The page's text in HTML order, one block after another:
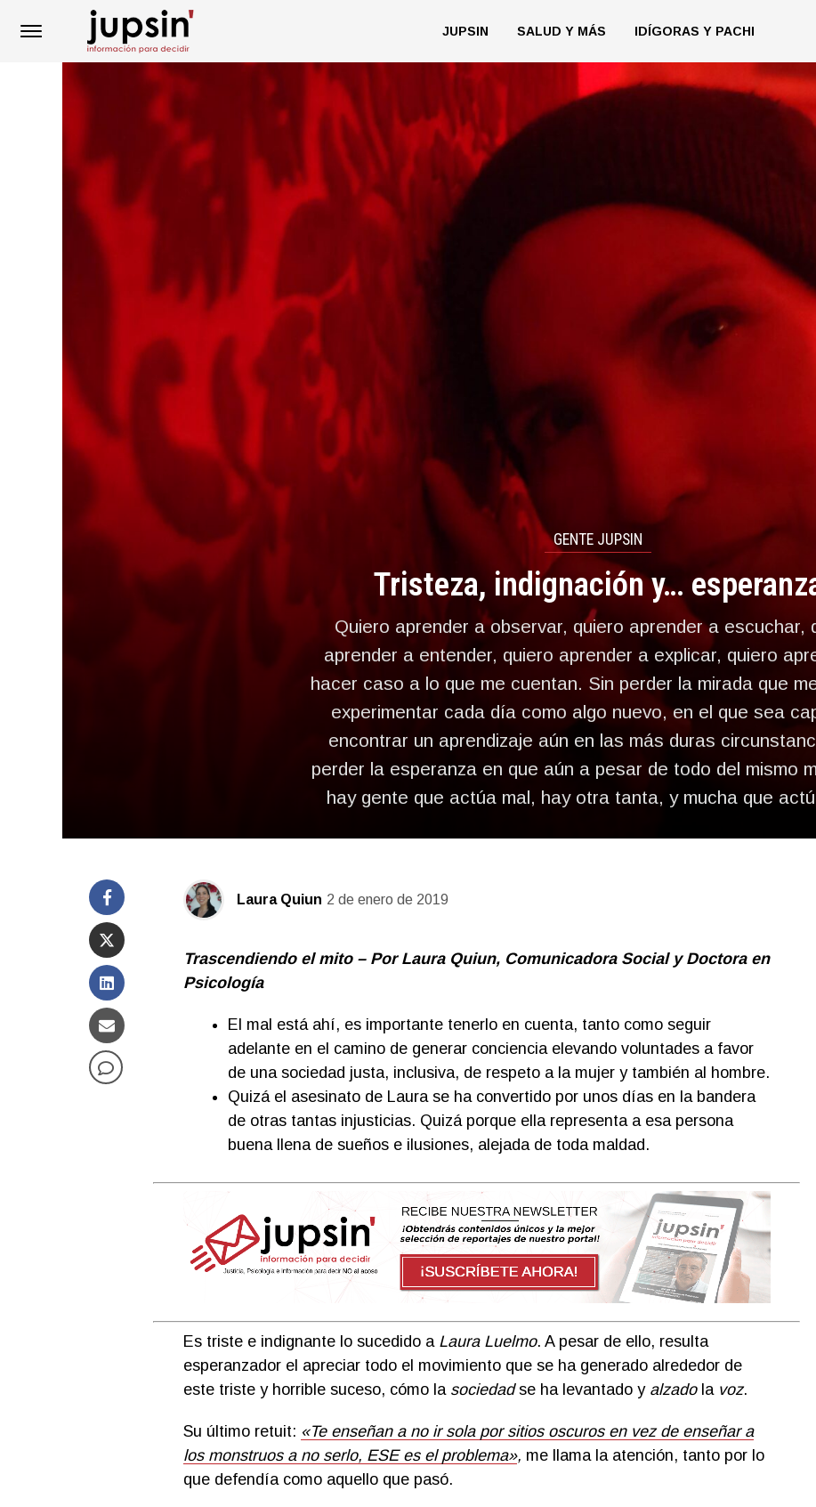
JUPSIN SALUD Y MÁS IDÍGORAS Y PACHI
GENTE JUPSIN
Tristeza, indignación y…
Quiero aprender a observar, quiero aprender a escuchar,
aprender a entender, quiero aprender a explicar, quiero
hacer caso a lo que me cuentan. Sin perder la mirada que
experimentar cada día como algo nuevo, en el que sea
encontrar un aprendizaje aún en las más duras
perder la esperanza en que aún a pesar de todo del mismo
hay gente que actúa mal, hay otra tanta, y mucha que
Laura Quiun 2 de enero de 2019
Trascendiendo el mito – Por Laura Quiun, Comunicadora Social y Doctora en
Psicología
El mal está ahí, es importante tenerlo en cuenta, tanto como seguir
adelante en el camino de generar conciencia elevando voluntades a favor
de una sociedad justa, inclusiva, de respeto a la mujer y también al hombre.
Quizá el asesinato de Laura se ha convertido por unos días en la bandera
de otras tantas injusticias. Quizá porque ella representa a esa persona
buena llena de sueños e ilusiones, alejada de toda maldad.
Es triste e indignante lo sucedido a Laura Luelmo. A pesar de ello, resulta
esperanzador el apreciar todo el movimiento que se ha generado alrededor de
este triste y horrible suceso, cómo la sociedadse ha levantado y alzadola voz.
Su último retuit: «Te enseñan a no ir sola por sitios oscuros en vez de enseñar a
los monstruos a no serlo, ESE es el problema», me llama la atención, tanto por lo
que defendía como aquello que pasó.